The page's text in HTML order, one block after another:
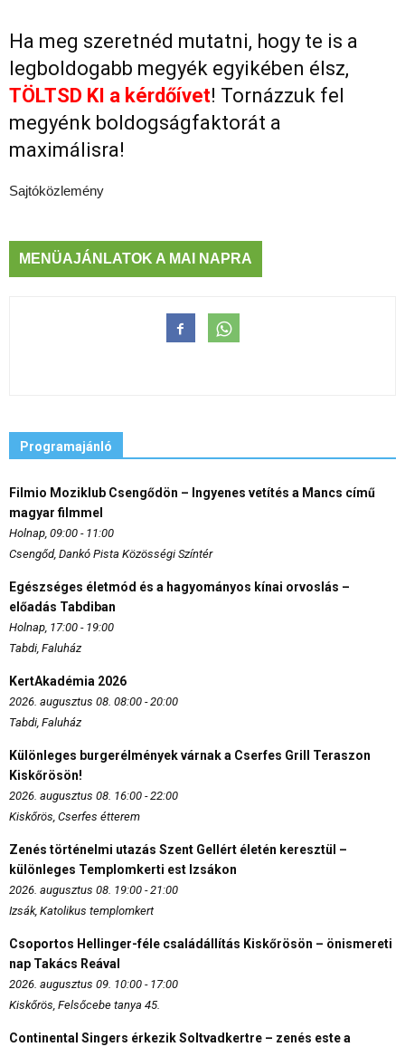
Ha meg szeretnéd mutatni, hogy te is a
legboldogabb megyék egyikében élsz,
TÖLTSD KI a kérdőívet! Tornázzuk fel
megyénk boldogságfaktorát a
maximálisra!
Sajtóközlemény
MENÜAJÁNLATOK A MAI NAPRA
Programajánló
Filmio Moziklub Csengődön – Ingyenes vetítés a Mancs című
magyar filmmel
Holnap, 09:00 - 11:00
Csengőd, Dankó Pista Közösségi Színtér
Egészséges életmód és a hagyományos kínai orvoslás –
előadás Tabdiban
Holnap, 17:00 - 19:00
Tabdi, Faluház
KertAkadémia 2026
2026. augusztus 08. 08:00 - 20:00
Tabdi, Faluház
Különleges burgerélmények várnak a Cserfes Grill Teraszon
Kiskőrösön!
2026. augusztus 08. 16:00 - 22:00
Kiskőrös, Cserfes étterem
Zenés történelmi utazás Szent Gellért életén keresztül –
különleges Templomkerti est Izsákon
2026. augusztus 08. 19:00 - 21:00
Izsák, Katolikus templomkert
Csoportos Hellinger-féle családállítás Kiskőrösön – önismereti
nap Takács Reával
2026. augusztus 09. 10:00 - 17:00
Kiskőrös, Felsőcebe tanya 45.
Continental Singers érkezik Soltvadkertre – zenés este a